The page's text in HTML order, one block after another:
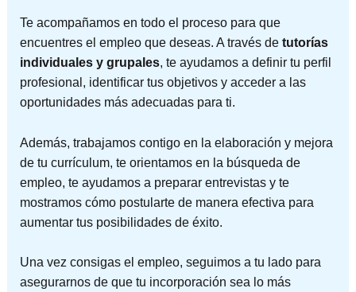
Te acompañamos en todo el proceso para que
encuentres el empleo que deseas. A través de tutorías
individuales y grupales, te ayudamos a definir tu perfil
profesional, identificar tus objetivos y acceder a las
oportunidades más adecuadas para ti.
Además, trabajamos contigo en la elaboración y mejora
de tu currículum, te orientamos en la búsqueda de
empleo, te ayudamos a preparar entrevistas y te
mostramos cómo postularte de manera efectiva para
aumentar tus posibilidades de éxito.
Una vez consigas el empleo, seguimos a tu lado para
asegurarnos de que tu incorporación sea lo más